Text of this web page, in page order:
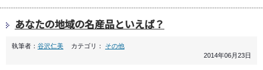
あなたの地域の名産品といえば？
執筆者： 谷沢仁美 カテゴリ： その他
2014年06月23日